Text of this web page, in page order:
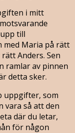
i mitt
till
med Maria på rätt
Anders. Sen
ramlar av pinnen
detta sker.
uppgifter, som
vara så att den
där du letar,
för någon